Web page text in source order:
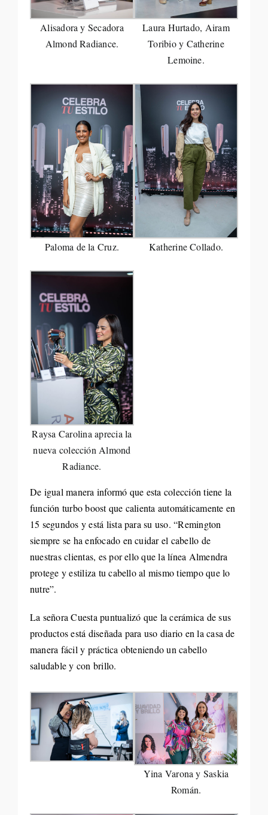
Alisadora y Secadora
Almond Radiance.
Laura Hurtado, Airam
Toribio y Catherine
Lemoine.
Paloma de la Cruz. Katherine Collado.
Raysa Carolina aprecia la
nueva colección Almond
Radiance.
De igual manera informó que esta colección tiene la
función turbo boost que calienta automáticamente en
15 segundos y está lista para su uso. “Remington
siempre se ha enfocado en cuidar el cabello de
nuestras clientas, es por ello que la línea Almendra
protege y estiliza tu cabello al mismo tiempo que lo
nutre”.
La señora Cuesta puntualizó que la cerámica de sus
productos está diseñada para uso diario en la casa de
manera fácil y práctica obteniendo un cabello
saludable y con brillo.
Yina Varona y Saskia
Román.